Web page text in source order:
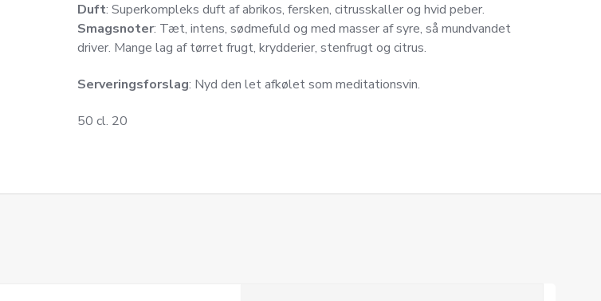
Duft: Superkompleks duft af abrikos, fersken, citrusskaller og hvid peber.
Smagsnoter: Tæt, intens, sødmefuld og med masser af syre, så mundvandet
driver. Mange lag af tørret frugt, krydderier, stenfrugt og citrus.
Serveringsforslag: Nyd den let afkølet som meditationsvin.
50 cl. 20